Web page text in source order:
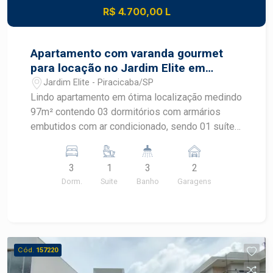
Entre em contato para mais informações ou
agendamento de visita.
R$ 4.700,00 L
Apartamento com varanda gourmet
para locação no Jardim Elite em
Piracicaba
Jardim Elite - Piracicaba/SP
Lindo apartamento em ótima localização medindo
97m² contendo 03 dormitórios com armários
embutidos com ar condicionado, sendo 01 suíte ,
lavabo, cozinha planejada estilo americana, área
de serviço, 02 vagas. Excelente área de lazer
contendo playground, brinquedoteca, quadra
piscina infantil com deck, piscina adulto com
solário.
3
Dorm.
1
Suite
3
Banho
2
Garagens
Cód. 157220